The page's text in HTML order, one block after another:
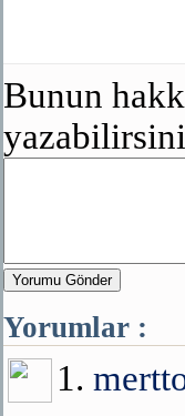
Bunun
Yorumu Gönder
Yorumlar :
1.